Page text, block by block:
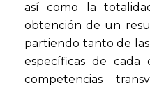
así como la
obtención de un
partiendo tanto de
específicas de cada
competencias